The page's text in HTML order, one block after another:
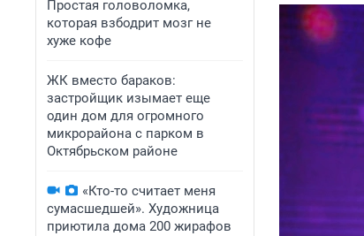
Простая головоломка,
которая взбодрит мозг не
хуже кофе
ЖК вместо бараков:
застройщик изымает еще
один дом для огромного
микрорайона с парком в
Октябрьском районе
«Кто-то считает меня
сумасшедшей». Художница
приютила дома 200 жирафов